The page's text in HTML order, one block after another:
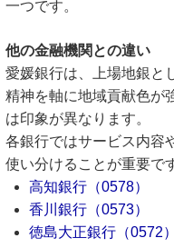
一つです。
他の金融機関との違い
愛媛銀行は、上場地銀と
精神を軸に地域貢献色が
は印象が異なります。
各銀行ではサービス内容
使い分けることが重要で
高知銀行（0578）
香川銀行（0573）
徳島大正銀行（0572）